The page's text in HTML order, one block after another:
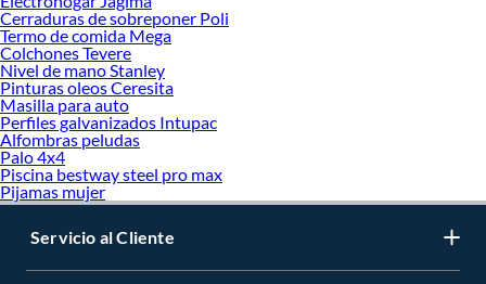
Cerraduras de sobreponer Poli
Termo de comida Mega
Colchones Tevere
Nivel de mano Stanley
Pinturas oleos Ceresita
Masilla para auto
Perfiles galvanizados Intupac
Alfombras peludas
Palo 4x4
Piscina bestway steel pro max
Pijamas mujer
Servicio al Cliente